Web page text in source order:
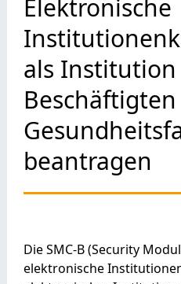
Elektronische
als
beantragen
Die SMC-B (Security
elektronische